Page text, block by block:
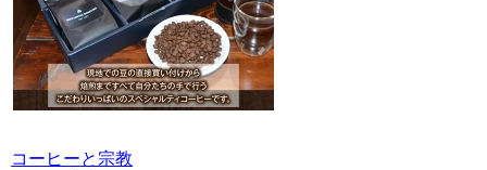
コーヒーと宗教